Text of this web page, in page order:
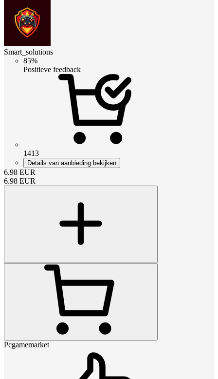
Smart_solutions
85%
Positieve feedback
1413
Details van aanbieding bekijken
6.98 EUR
6.98 EUR
Pcgamemarket